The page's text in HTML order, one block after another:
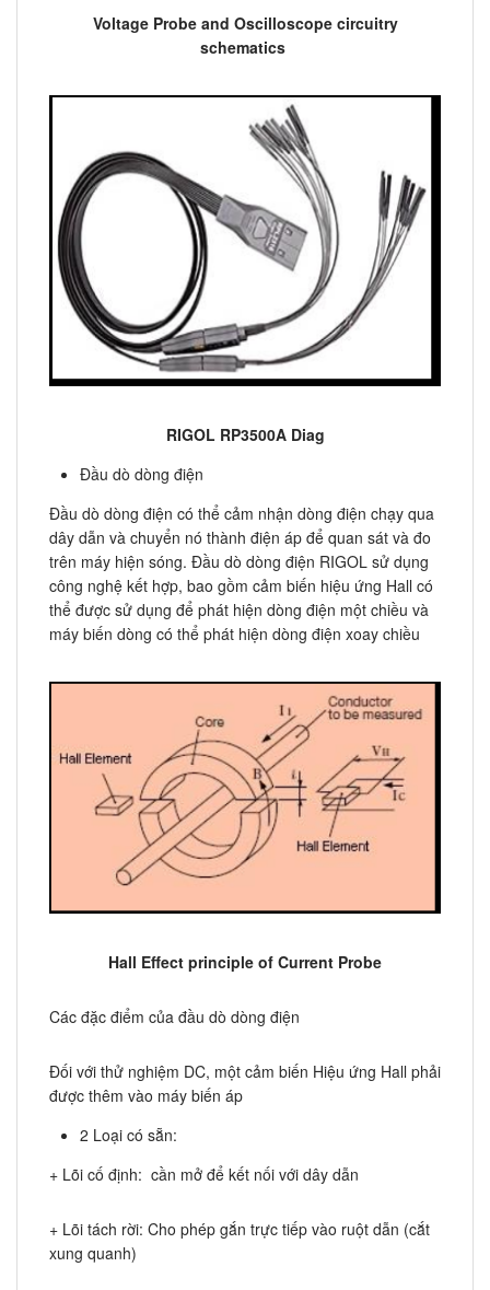
Voltage Probe and Oscilloscope circuitry
schematics
RIGOL RP3500A Diag
Đầu dò dòng điện
Đầu dò dòng điện có thể cảm nhận dòng điện chạy qua
dây dẫn và chuyển nó thành điện áp để quan sát và đo
trên máy hiện sóng. Đầu dò dòng điện RIGOL sử dụng
công nghệ kết hợp, bao gồm cảm biến hiệu ứng Hall có
thể được sử dụng để phát hiện dòng điện một chiều và
máy biến dòng có thể phát hiện dòng điện xoay chiều
Hall Effect principle of Current Probe
Các đặc điểm của đầu dò dòng điện
Đối với thử nghiệm DC, một cảm biến Hiệu ứng Hall phải
được thêm vào máy biến áp
2 Loại có sẵn:
+ Lõi cố định: cần mở để kết nối với dây dẫn
+ Lõi tách rời: Cho phép gắn trực tiếp vào ruột dẫn (cắt
xung quanh)